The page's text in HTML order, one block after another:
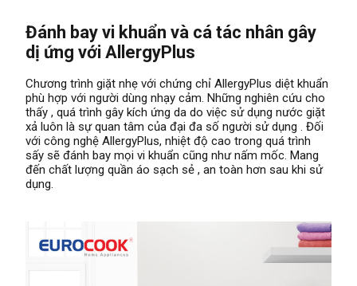
Đánh bay vi khuẩn và cá tác nhân gây
dị ứng với AllergyPlus
Chương trình giặt nhẹ với chứng chỉ AllergyPlus diệt khuẩn
phù hợp với người dùng nhạy cảm. Những nghiên cứu cho
thấy , quá trình gây kích ứng da do việc sử dụng nước giặt
xả luôn là sự quan tâm của đại đa số người sử dụng . Đối
với công nghệ AllergyPlus, nhiệt độ cao trong quá trình
sấy sẽ đánh bay mọi vi khuẩn cũng như nấm mốc. Mang
đến chất lượng quần áo sạch sẻ , an toàn hơn sau khi sử
dụng.